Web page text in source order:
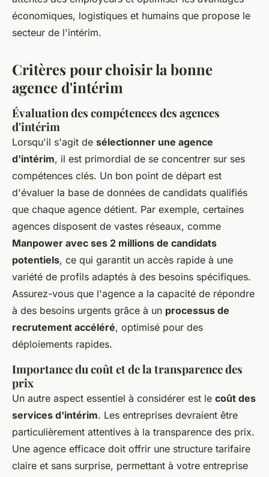
économiques, logistiques et humains que propose le
secteur de l'intérim.
Critères pour choisir la bonne
agence d'intérim
Évaluation des compétences des agences
d'intérim
Lorsqu'il s'agit de sélectionner une agence
d'intérim, il est primordial de se concentrer sur ses
compétences clés. Un bon point de départ est
d'évaluer la base de données de candidats qualifiés
que chaque agence détient. Par exemple, certaines
agences disposent de vastes réseaux, comme
Manpower avec ses 2 millions de candidats
potentiels, ce qui garantit un accès rapide à une
variété de profils adaptés à des besoins spécifiques.
Assurez-vous que l'agence a la capacité de répondre
à des besoins urgents grâce à un processus de
recrutement accéléré, optimisé pour des
déploiements rapides.
Importance du coût et de la transparence des
prix
Un autre aspect essentiel à considérer est le coût des
services d'intérim. Les entreprises devraient être
particulièrement attentives à la transparence des prix.
Une agence efficace doit offrir une structure tarifaire
claire et sans surprise, permettant à votre entreprise